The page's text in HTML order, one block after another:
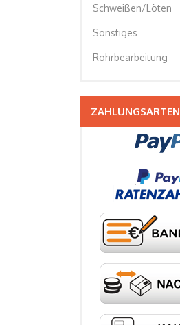
Schweißen/Löten
Sonstiges
Rohrbearbeitung
ZAHLUNGSARTEN